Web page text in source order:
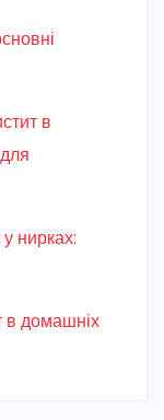
в
у нирках:
в домашніх